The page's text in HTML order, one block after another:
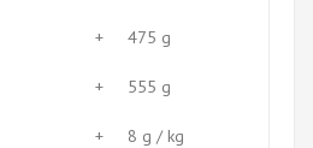
+ 475 g
+ 555 g
+ 8 g / kg